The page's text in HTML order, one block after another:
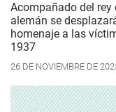
Acompañado del rey
alemán se
homenaje a las
1937
26 DE NOVIEMBRE DE